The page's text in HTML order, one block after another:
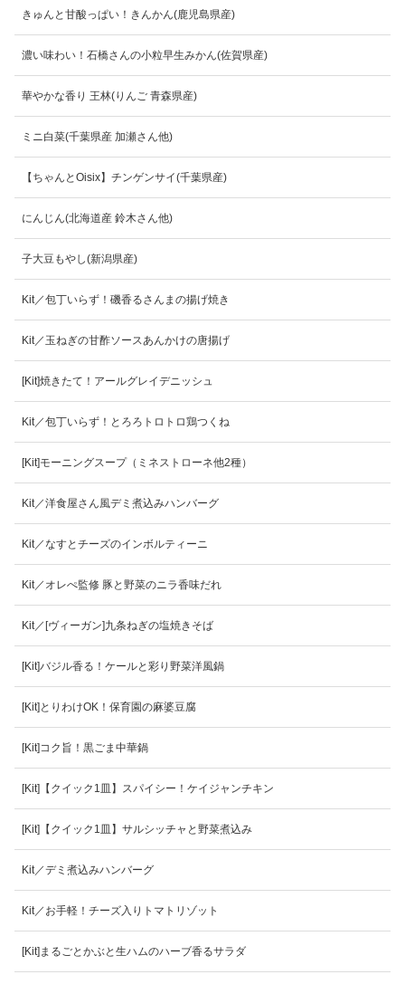
きゅんと甘酸っぱい！きんかん(鹿児島県産)
濃い味わい！石橋さんの小粒早生みかん(佐賀県産)
華やかな香り 王林(りんご 青森県産)
ミニ白菜(千葉県産 加瀬さん他)
【ちゃんとOisix】チンゲンサイ(千葉県産)
にんじん(北海道産 鈴木さん他)
子大豆もやし(新潟県産)
Kit／包丁いらず！磯香るさんまの揚げ焼き
Kit／玉ねぎの甘酢ソースあんかけの唐揚げ
[Kit]焼きたて！アールグレイデニッシュ
Kit／包丁いらず！とろろトロトロ鶏つくね
[Kit]モーニングスープ（ミネストローネ他2種）
Kit／洋食屋さん風デミ煮込みハンバーグ
Kit／なすとチーズのインボルティーニ
Kit／オレぺ監修 豚と野菜のニラ香味だれ
Kit／[ヴィーガン]九条ねぎの塩焼きそば
[Kit]バジル香る！ケールと彩り野菜洋風鍋
[Kit]とりわけOK！保育園の麻婆豆腐
[Kit]コク旨！黒ごま中華鍋
[Kit]【クイック1皿】スパイシー！ケイジャンチキン
[Kit]【クイック1皿】サルシッチャと野菜煮込み
Kit／デミ煮込みハンバーグ
Kit／お手軽！チーズ入りトマトリゾット
[Kit]まるごとかぶと生ハムのハーブ香るサラダ